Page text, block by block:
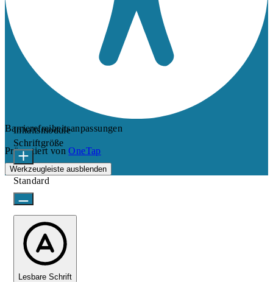
Barrierefreiheitsanpassungen
Präsentiert vonOneTap
Werkzeugleiste ausblenden
Inhaltsmodule
Schriftgröße
Standard
Lesbare Schrift